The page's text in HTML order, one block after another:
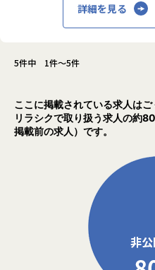
詳細を見る
5件中 1件～5件
ここに掲載されている求人はご
リラシクで取り扱う求人の約
掲載前の求人）です。